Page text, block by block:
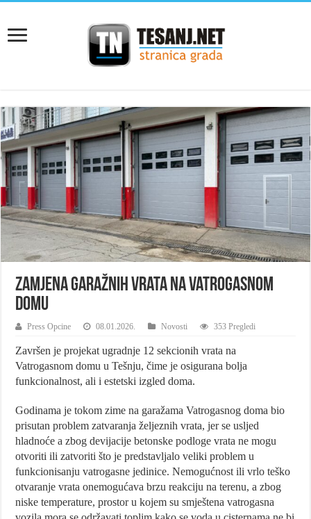
Zamjena garažnih vrata na Vatrogasnom
domu
Press Opcine 08.01.2026. Novosti 353 Pregledi
Završen je projekat ugradnje 12 sekcionih vrata na
Vatrogasnom domu u Tešnju, čime je osigurana bolja
funkcionalnost, ali i estetski izgled doma.
Godinama je tokom zime na garažama Vatrogasnog doma bio
prisutan problem zatvaranja željeznih vrata, jer se usljed
hladnoće a zbog devijacije betonske podloge vrata ne mogu
otvoriti ili zatvoriti što je predstavljalo veliki problem u
funkcionisanju vatrogasne jedinice. Nemogućnost ili vrlo teško
otvaranje vrata onemogućava brzu reakciju na terenu, a zbog
niske temperature, prostor u kojem su smještena vatrogasna